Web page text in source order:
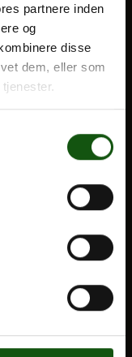
partnere inden
og
disse
dem, eller som